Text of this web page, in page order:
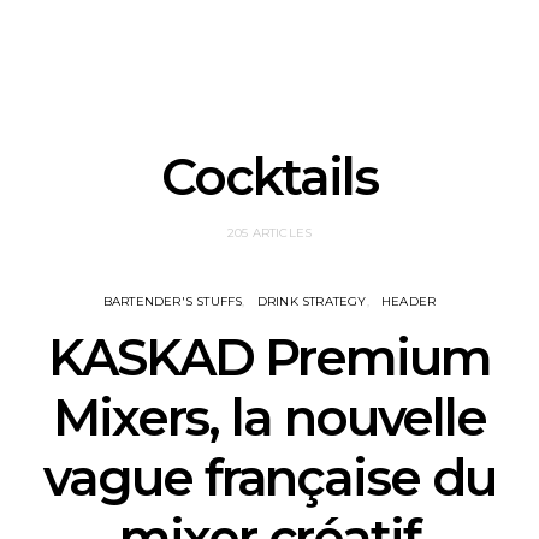
Cocktails
205 ARTICLES
BARTENDER'S STUFFS DRINK STRATEGY HEADER
KASKAD Premium
Mixers, la nouvelle
vague française du